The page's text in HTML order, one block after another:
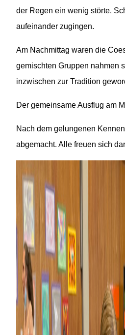
der Regen ein wenig störte.
aufeinander zugingen.
Am Nachmittag waren die
gemischten Gruppen nahmen
inzwischen zur Tradition
Der gemeinsame Ausflug am
Nach dem gelungenen
abgemacht. Alle freuen sich